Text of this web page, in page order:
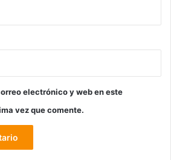
electrónico y web en este
vez que comente.